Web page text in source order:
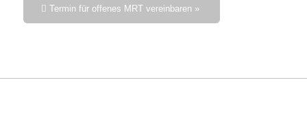
Termin für offenes MRT vereinbaren »